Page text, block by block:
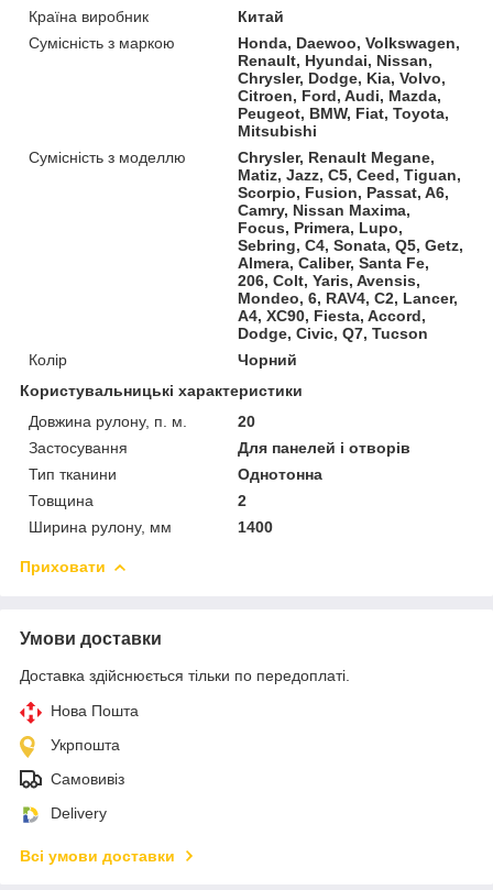
Країна виробник
Китай
Сумісність з маркою
Honda, Daewoo, Volkswagen,
Renault, Hyundai, Nissan,
Chrysler, Dodge, Kia, Volvo,
Citroen, Ford, Audi, Mazda,
Peugeot, BMW, Fiat, Toyota,
Mitsubishi
Сумісність з моделлю
Chrysler, Renault Megane,
Matiz, Jazz, C5, Ceed, Tiguan,
Scorpio, Fusion, Passat, A6,
Camry, Nissan Maxima,
Focus, Primera, Lupo,
Sebring, C4, Sonata, Q5, Getz,
Almera, Caliber, Santa Fe,
206, Colt, Yaris, Avensis,
Mondeo, 6, RAV4, C2, Lancer,
A4, XC90, Fiesta, Accord,
Dodge, Civic, Q7, Tucson
Колір
Чорний
Користувальницькі характеристики
Довжина рулону, п. м.
20
Застосування
Для панелей і отворів
Тип тканини
Однотонна
Товщина
2
Ширина рулону, мм
1400
Приховати
Умови доставки
Доставка здійснюється тільки по передоплаті.
Нова Пошта
Укрпошта
Самовивіз
Delivery
Всі умови доставки